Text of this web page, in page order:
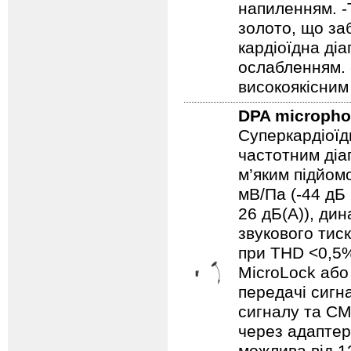
напиленням. -
золото, що
кардіоїдна
ослабленням.
DPA
частотним
м’яким
мВ/Па (-44 дБ
26 дБ(A)),
звукового
при THD
MicroLock
передачі
сигналу та
через